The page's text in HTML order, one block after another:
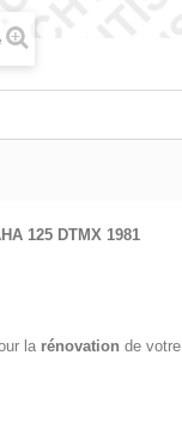
125 DTMX 1981
la rénovation de